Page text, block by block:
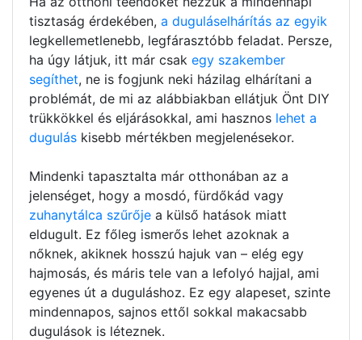
tisztaság érdekében, a duguláselhárítás az egyik
legkellemetlenebb, legfárasztóbb feladat. Persze,
ha úgy látjuk, itt már csak egy szakember
segíthet, ne is fogjunk neki házilag elhárítani a
problémát, de mi az alábbiakban ellátjuk Önt DIY
trükkökkel és eljárásokkal, ami hasznos lehet a
dugulás kisebb mértékben megjelenésekor.
Mindenki tapasztalta már otthonában az a
jelenséget, hogy a mosdó, fürdőkád vagy
zuhanytálca szűrője a külső hatások miatt
eldugult. Ez főleg ismerős lehet azoknak a
nőknek, akiknek hosszú hajuk van – elég egy
hajmosás, és máris tele van a lefolyó hajjal, ami
egyenes út a duguláshoz. Ez egy alapeset, szinte
mindennapos, sajnos ettől sokkal makacsabb
dugulások is léteznek.